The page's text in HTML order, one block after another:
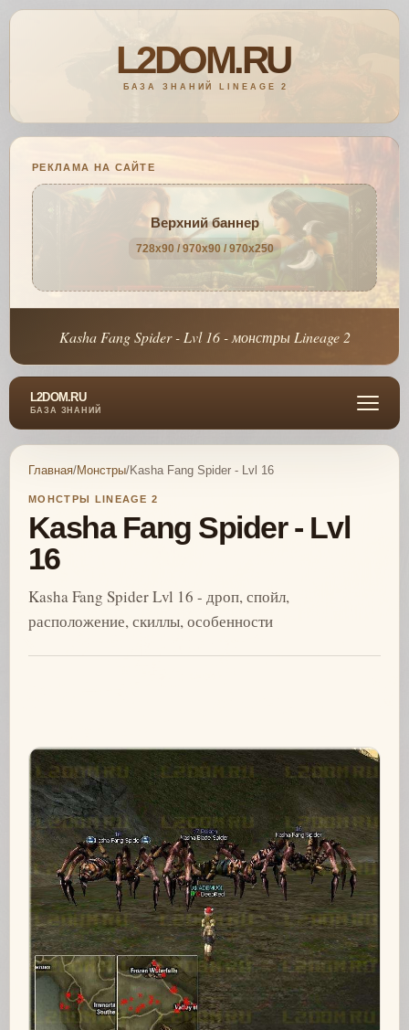
РЕКЛАМА НА САЙТЕ
Верхний баннер
728x90 / 970x90 / 970x250
Kasha Fang Spider - Lvl 16 - монстры Lineage 2
L2DOM.RU
БАЗА ЗНАНИЙ
Главная/Монстры/Kasha Fang Spider - Lvl 16
МОНСТРЫ LINEAGE 2
Kasha Fang Spider - Lvl
16
Kasha Fang Spider Lvl 16 - дроп, спойл,
расположение, скиллы, особенности